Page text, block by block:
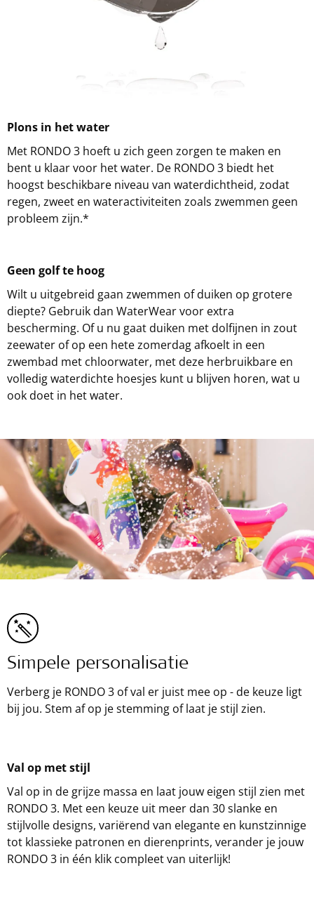
Plons in het water
Met RONDO 3 hoeft u zich geen zorgen te maken en
bent u klaar voor het water. De RONDO 3 biedt het
hoogst beschikbare niveau van waterdichtheid, zodat
regen, zweet en wateractiviteiten zoals zwemmen geen
probleem zijn.*
Geen golf te hoog
Wilt u uitgebreid gaan zwemmen of duiken op grotere
diepte? Gebruik dan WaterWear voor extra
bescherming. Of u nu gaat duiken met dolfijnen in zout
zeewater of op een hete zomerdag afkoelt in een
zwembad met chloorwater, met deze herbruikbare en
volledig waterdichte hoesjes kunt u blijven horen, wat u
ook doet in het water.
Simpele personalisatie
Verberg je RONDO 3 of val er juist mee op - de keuze ligt
bij jou. Stem af op je stemming of laat je stijl zien.
Val op met stijl
Val op in de grijze massa en laat jouw eigen stijl zien met
RONDO 3. Met een keuze uit meer dan 30 slanke en
stijlvolle designs, variërend van elegante en kunstzinnige
tot klassieke patronen en dierenprints, verander je jouw
RONDO 3 in één klik compleet van uiterlijk!